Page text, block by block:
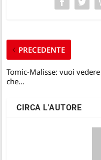
PRECEDENTE
Tomic-Malisse: vuoi vedere
che…
CIRCA L'AUTORE